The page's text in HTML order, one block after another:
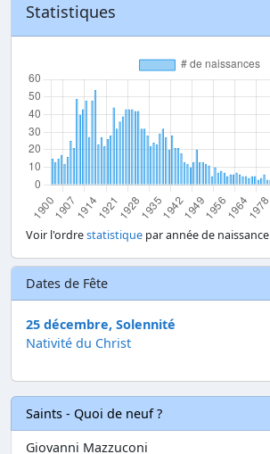
Statistiques
Voir l'ordrestatistique par année de naissance
Dates de Fête
25 décembre, Solennité
Nativité du Christ
Saints - Quoi de neuf ?
Giovanni Mazzuconi